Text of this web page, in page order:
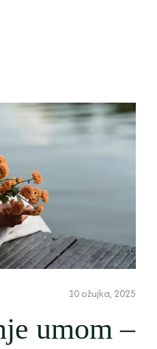
10 ožujka, 2025
umom –